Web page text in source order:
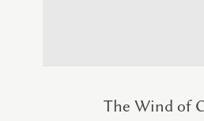
The Wind of